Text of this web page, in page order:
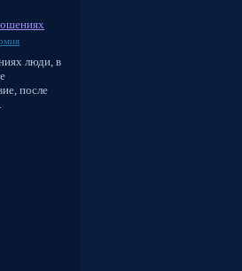
люди, в
после